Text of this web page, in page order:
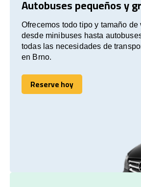
Autobuses pequeños y
Ofrecemos todo tipo y tamaño de
desde minibuses hasta
todas las necesidades de
en Brno.
Reserve hoy
Reserve hoy